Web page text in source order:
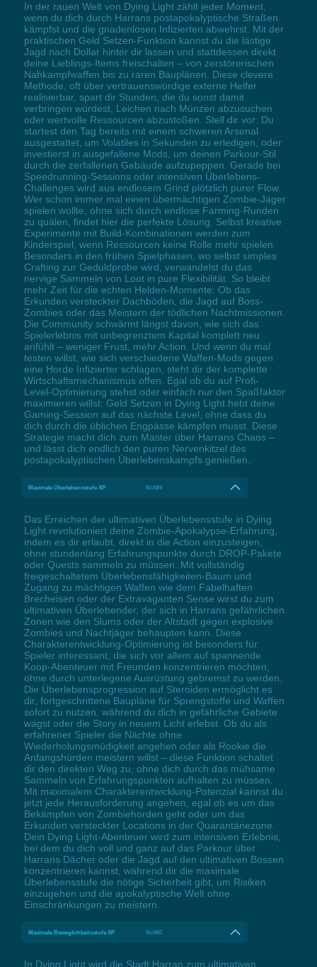
In der rauen Welt von Dying Light zählt jeder Moment,
wenn du dich durch Harrans postapokalyptische Straßen
kämpfst und die gnadenlosen Infizierten abwehrst. Mit der
praktischen Geld Setzen-Funktion kannst du die lästige
Jagd nach Dollar hinter dir lassen und stattdessen direkt
deine Lieblings-Items freischalten – von zerstörerischen
Nahkampfwaffen bis zu raren Bauplänen. Diese clevere
Methode, oft über vertrauenswürdige externe Helfer
realisierbar, spart dir Stunden, die du sonst damit
verbringen würdest, Leichen nach Münzen abzusuchen
oder wertvolle Ressourcen abzustoßen. Stell dir vor: Du
startest den Tag bereits mit einem schweren Arsenal
ausgestattet, um Volatiles in Sekunden zu erledigen, oder
investierst in ausgefallene Mods, um deinen Parkour-Stil
durch die zerfallenen Gebäude aufzupeppen. Gerade bei
Speedrunning-Sessions oder intensiven Überlebens-
Challenges wird aus endlosem Grind plötzlich purer Flow.
Wer schon immer mal einen übermächtigen Zombie-Jäger
spielen wollte, ohne sich durch endlose Farming-Runden
zu quälen, findet hier die perfekte Lösung. Selbst kreative
Experimente mit Build-Kombinationen werden zum
Kinderspiel, wenn Ressourcen keine Rolle mehr spielen.
Besonders in den frühen Spielphasen, wo selbst simples
Crafting zur Geduldprobe wird, verwandelst du das
nervige Sammeln von Loot in pure Flexibilität. So bleibt
mehr Zeit für die echten Helden-Momente: Ob das
Erkunden versteckter Dachböden, die Jagd auf Boss-
Zombies oder das Meistern der tödlichen Nachtmissionen.
Die Community schwärmt längst davon, wie sich das
Spielerlebnis mit unbegrenztem Kapital komplett neu
anfühlt – weniger Frust, mehr Action. Und wenn du mal
testen willst, wie sich verschiedene Waffen-Mods gegen
eine Horde Infizierter schlagen, steht dir der komplette
Wirtschaftsmechanismus offen. Egal ob du auf Profi-
Level-Optimierung stehst oder einfach nur den Spaßfaktor
maximieren willst: Geld Setzen in Dying Light hebt deine
Gaming-Session auf das nächste Level, ohne dass du
dich durch die üblichen Engpässe kämpfen musst. Diese
Strategie macht dich zum Master über Harrans Chaos –
und lässt dich endlich den puren Nervenkitzel des
postapokalyptischen Überlebenskampfs genießen.
Maximale Überlebensstufe XP NUM9
Das Erreichen der ultimativen Überlebensstufe in Dying
Light revolutioniert deine Zombie-Apokalypse-Erfahrung,
indem es dir erlaubt, direkt in die Action einzusteigen,
ohne stundenlang Erfahrungspunkte durch DROP-Pakete
oder Quests sammeln zu müssen. Mit vollständig
freigeschaltetem Überlebensfähigkeiten-Baum und
Zugang zu mächtigen Waffen wie dem Fabelhaften
Brecheisen oder der Extravaganten Sense wirst du zum
ultimativen Überlebender, der sich in Harrans gefährlichen
Zonen wie den Slums oder der Altstadt gegen explosive
Zombies und Nachtjäger behaupten kann. Diese
Charakterentwicklung-Optimierung ist besonders für
Spieler interessant, die sich vor allem auf spannende
Koop-Abenteuer mit Freunden konzentrieren möchten,
ohne durch unterlegene Ausrüstung gebremst zu werden.
Die Überlebensprogression auf Steroiden ermöglicht es
dir, fortgeschrittene Baupläne für Sprengstoffe und Waffen
sofort zu nutzen, während du dich in gefährliche Gebiete
wagst oder die Story in neuem Licht erlebst. Ob du als
erfahrener Spieler die Nächte ohne
Wiederholungsmüdigkeit angehen oder als Rookie die
Anfangshürden meistern willst – diese Funktion schaltet
dir den direkten Weg zu, ohne dich durch das mühsame
Sammeln von Erfahrungspunkten aufhalten zu müssen.
Mit maximalem Charakterentwicklung-Potenzial kannst du
jetzt jede Herausforderung angehen, egal ob es um das
Bekämpfen von Zombiehorden geht oder um das
Erkunden versteckter Locations in der Quarantänezone.
Dein Dying Light-Abenteuer wird zum intensiven Erlebnis,
bei dem du dich voll und ganz auf das Parkour über
Harrans Dächer oder die Jagd auf den ultimativen Bossen
konzentrieren kannst, während dir die maximale
Überlebensstufe die nötige Sicherheit gibt, um Risiken
einzugehen und die apokalyptische Welt ohne
Einschränkungen zu meistern.
Maximale Beweglichkeitsstufe XP NUM0
In Dying Light wird die Stadt Harran zum ultimativen